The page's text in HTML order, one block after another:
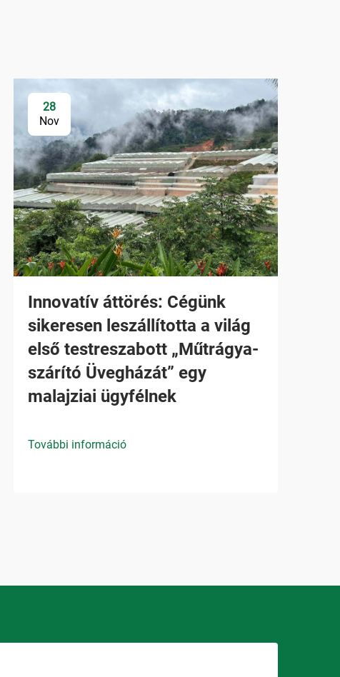
28
Nov
Innovatív áttörés: Cégünk
sikeresen leszállította a világ
első testreszabott „Műtrágya-
szárító Üvegházát” egy
malajziai ügyfélnek
További információ